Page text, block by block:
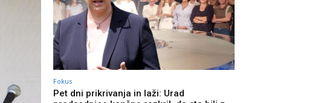
Fokus
Pet dni prikrivanja in laži: Urad